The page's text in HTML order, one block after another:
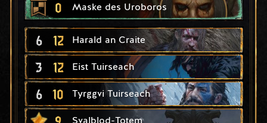
0 Maske des Uroboros
6 12 Harald an Craite
3 12 Eist Tuirseach
6 10 Tyrggvi Tuirseach
Svalblod-Totem